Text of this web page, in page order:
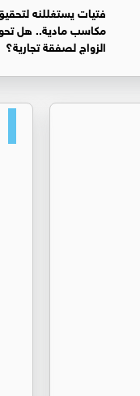
فتيات يستغللنه
مكاسب مادية.. هل
الزواج لصفقة تجارية؟